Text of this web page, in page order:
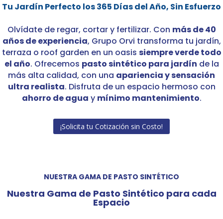
Tu Jardín Perfecto los 365 Días del Año, Sin Esfuerzo
Olvídate de regar, cortar y fertilizar. Con más de 40
años de experiencia, Grupo Orvi transforma tu jardín,
terraza o roof garden en un oasis siempre verde todo
el año. Ofrecemos pasto sintético para jardín de la
más alta calidad, con una apariencia y sensación
ultra realista. Disfruta de un espacio hermoso con
ahorro de agua y mínimo mantenimiento.
¡Solicita tu Cotización sin Costo!
NUESTRA GAMA DE PASTO SINTÉTICO
Nuestra Gama de Pasto Sintético para cada
Espacio